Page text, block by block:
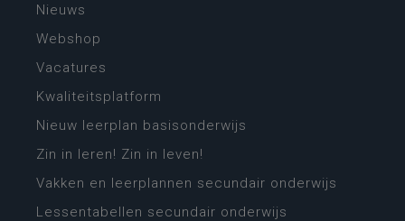
Nieuws
Webshop
Vacatures
Kwaliteitsplatform
Nieuw leerplan basisonderwijs
Zin in leren! Zin in leven!
Vakken en leerplannen secundair onderwijs
Lessentabellen secundair onderwijs